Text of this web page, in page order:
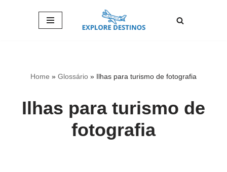
Home » Glossário » Ilhas para turismo de fotografia
Ilhas para turismo de
fotografia